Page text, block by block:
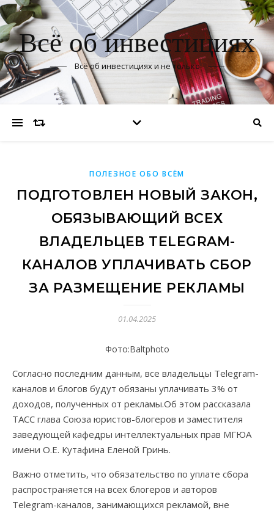
Всё об инвестициях
Всё об инвестициях и не только
ПОЛЕЗНОЕ ОБО ВСЁМ
ПОДГОТОВЛЕН НОВЫЙ ЗАКОН,
ОБЯЗЫВАЮЩИЙ ВСЕХ
ВЛАДЕЛЬЦЕВ TELEGRAM-
КАНАЛОВ УПЛАЧИВАТЬ СБОР
ЗА РАЗМЕЩЕНИЕ РЕКЛАМЫ
01.04.2025
Фото:Вaltphoto
Согласно последним данным, все владельцы Telegram-
каналов и блогов будут обязаны уплачивать 3% от
доходов, полученных от рекламы.Об этом рассказала
ТАСС глава Союза юристов-блогеров и заместителя
заведующей кафедры интеллектуальных прав МГЮА
имени О.Е. Кутафина Еленой Гринь.
Важно отметить, что обязательство по уплате сбора
распространяется на всех блогеров и авторов
Telegram-каналов, занимающихся рекламой, вне